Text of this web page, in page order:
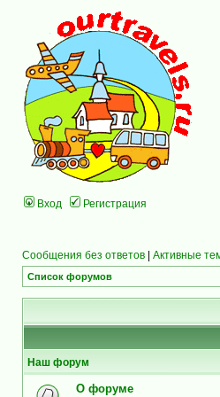
Вход Регистрация
Сообщения без ответов | Активные
Список форумов
Наш форум
О форуме